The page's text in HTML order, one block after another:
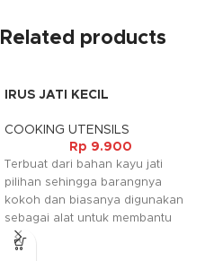
Related products
IRUS JATI KECIL
COOKING UTENSILS
Rp 9.900
Terbuat dari bahan kayu jati
pilihan sehingga barangnya
kokoh dan biasanya digunakan
sebagai alat untuk membantu
pada saat memasak. Irus ini
umum digunakan dalam rumah